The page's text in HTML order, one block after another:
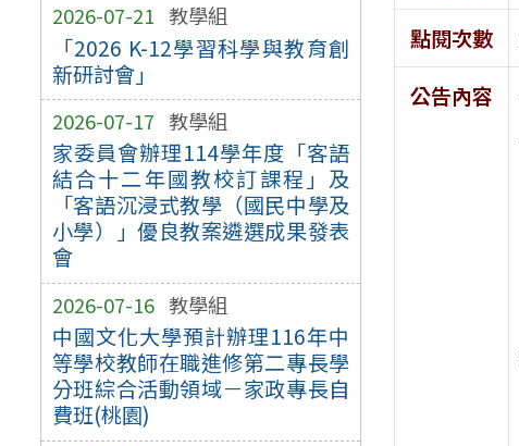
2026-07-21 教學組
「2026 K-12學習科學與教育創
新研討會」
2026-07-17 教學組
家委員會辦理114學年度「客語
結合十二年國教校訂課程」及
「客語沉浸式教學（國民中學及
小學）」優良教案遴選成果發表
會
2026-07-16 教學組
中國文化大學預計辦理116年中
等學校教師在職進修第二專長學
分班綜合活動領域－家政專長自
費班(桃園)
點閱次數
公告內容